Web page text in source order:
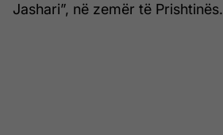
Jashari”, në zemër të Prishtinës.